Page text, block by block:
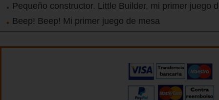
Pequeño constructor. Little Builder, mi primer juego
Beep! Beep! Mi primer juego de mesa